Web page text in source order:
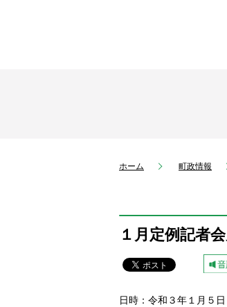
ホーム 町政情報
１月定例記者
日時：令和３年１月５